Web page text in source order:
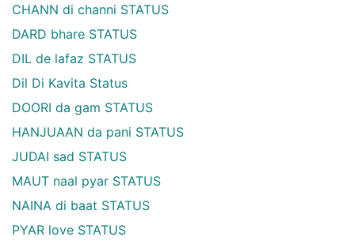
CHANN di channi STATUS
DARD bhare STATUS
DIL de lafaz STATUS
Dil Di Kavita Status
DOORI da gam STATUS
HANJUAAN da pani STATUS
JUDAI sad STATUS
MAUT naal pyar STATUS
NAINA di baat STATUS
PYAR love STATUS